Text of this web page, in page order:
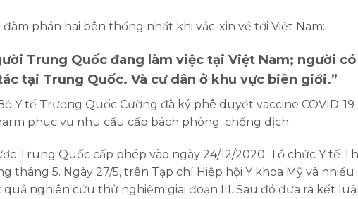
phán hai bên thống nhất khi vắc-xin về tới Việt Nam:
Trung Quốc đang làm việc tại Việt Nam; người có
tại Trung Quốc. Và cư dân ở khu vực biên giới.”
Y tế Trương Quốc Cường đã ký phê duyệt vaccine COVID-19
phục vụ nhu cầu cấp bách phòng; chống dịch.
Trung Quốc cấp phép vào ngày 24/12/2020. Tổ chức Y tế
tháng 5. Ngày 27/5, trên Tạp chí Hiệp hội Y khoa Mỹ và nhiều
nghiên cứu thử nghiệm giai đoạn III. Sau đó đưa ra kết